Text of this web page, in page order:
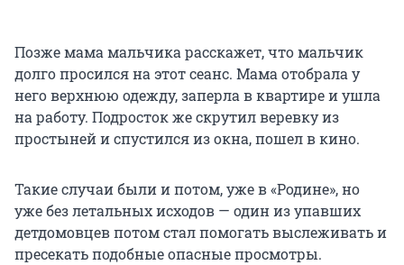
Позже мама мальчика расскажет, что мальчик
долго просился на этот сеанс. Мама отобрала у
него верхнюю одежду, заперла в квартире и ушла
на работу. Подросток же скрутил веревку из
простыней и спустился из окна, пошел в кино.
Такие случаи были и потом, уже в «Родине», но
уже без летальных исходов — один из упавших
детдомовцев потом стал помогать выслеживать и
пресекать подобные опасные просмотры.